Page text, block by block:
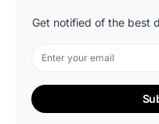
Get notified of the best